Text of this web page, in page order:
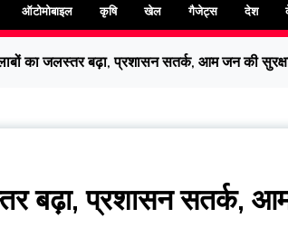
ऑटोमोबाइल कृषि खेल गैजेट्स देश
का जलस्तर बढ़ा, प्रशासन सतर्क, आम जन की
बढ़ा, प्रशासन सतर्क,